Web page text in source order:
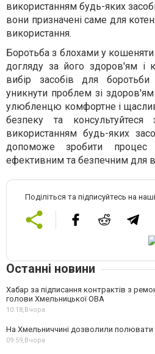
використанням будь-яких
вони призначені саме для
використання.
Боротьба з блохами у
догляду за його здоров'ям і
вибір засобів для
уникнути проблем зі
улюбленцю комфортне і
безпеку та
використанням будь-яких
допоможе зробити
ефективним та безпечним для
Поділіться та підписуйтесь на
Останні новини
Хабар за підписання контрактів з
голови Хмельницької ОВА
10:18,Вчора
На Хмельниччині дозволили полювати
09:59,Вчора